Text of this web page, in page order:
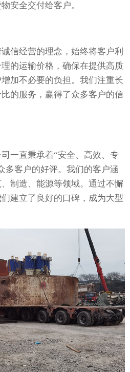
安全交付给客户。
信经营的理念，始终将客户利
的运输价格，确保在提供高质
加不必要的负担。我们注重长
的服务，赢得了众多客户的信
一直秉承着“安全、高效、专
多客户的好评。我们的客户涵
制造、能源等领域。通过不懈
建立了良好的口碑，成为大型